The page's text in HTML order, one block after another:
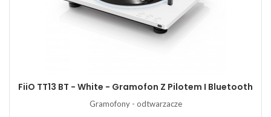
FiiO TT13 BT - White - Gramofon Z Pilotem I Bluetooth
Gramofony - odtwarzacze